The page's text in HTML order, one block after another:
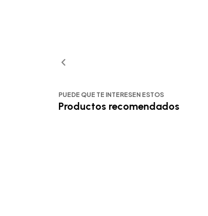
PUEDE QUE TE INTERESEN ESTOS
Productos recomendados